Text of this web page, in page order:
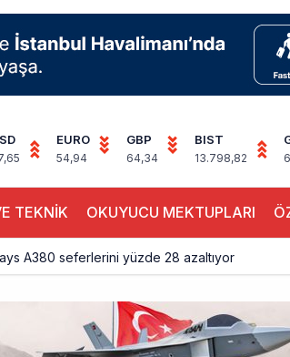
EURO
54,94
GBP
64,34
BIST
13.798,82
TEKNİK OKUYUCU MEKTUPLARI
A380 seferlerini yüzde 28 azaltıyor
iki farklı görev: F-117 ve B-2